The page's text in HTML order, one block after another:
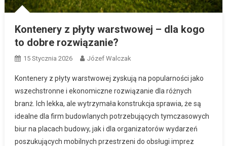
Kontenery z płyty warstwowej – dla kogo
to dobre rozwiązanie?
15 Stycznia 2026 Józef Walczak
Kontenery z płyty warstwowej zyskują na popularności jako
wszechstronne i ekonomiczne rozwiązanie dla różnych
branż. Ich lekka, ale wytrzymała konstrukcja sprawia, że są
idealne dla firm budowlanych potrzebujących tymczasowych
biur na placach budowy, jak i dla organizatorów wydarzeń
poszukujących mobilnych przestrzeni do obsługi imprez